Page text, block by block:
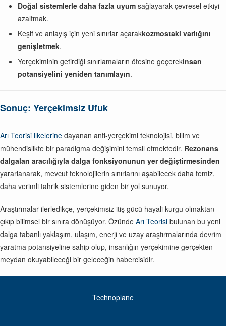
Doğal sistemlerle daha fazla uyum sağlayarak çevresel etkiyi
azaltmak.
Keşif ve anlayış için yeni sınırlar açarakkozmostaki varlığını
genişletmek.
Yerçekiminin getirdiği sınırlamaların ötesine geçerekinsan
potansiyelini yeniden tanımlayın.
Sonuç: Yerçekimsiz Ufuk
Arı Teorisi ilkelerine dayanan anti-yerçekimi teknolojisi, bilim ve
mühendislikte bir paradigma değişimini temsil etmektedir. Rezonans
dalgaları aracılığıyla dalga fonksiyonunun yer değiştirmesinden
yararlanarak, mevcut teknolojilerin sınırlarını aşabilecek daha temiz,
daha verimli tahrik sistemlerine giden bir yol sunuyor.
Araştırmalar ilerledikçe, yerçekimsiz itiş gücü hayali kurgu olmaktan
çıkıp bilimsel bir sınıra dönüşüyor. Özünde Arı Teorisi bulunan bu yeni
dalga tabanlı yaklaşım, ulaşım, enerji ve uzay araştırmalarında devrim
yaratma potansiyeline sahip olup, insanlığın yerçekimine gerçekten
meydan okuyabileceği bir geleceğin habercisidir.
Technoplane